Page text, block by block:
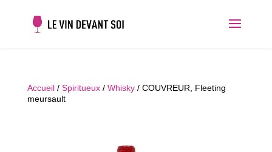
Accueil/ Spiritueux/ Whisky/ COUVREUR, Fleeting
meursault